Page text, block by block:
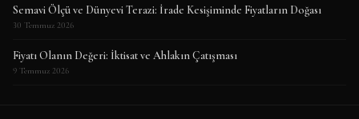
Semavi Ölçü ve Dünyevi Terazi: İrade Kesişiminde Fiyatların Doğası
30 Temmuz 2026
Fiyatı Olanın Değeri: İktisat ve Ahlakın Çatışması
9 Temmuz 2026